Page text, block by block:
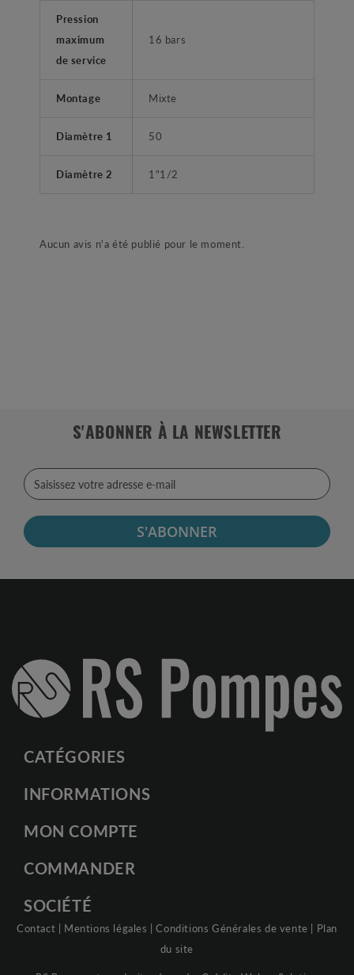
Pression
maximum
de service
16 bars
Montage Mixte
Diamètre 1 50
Diamètre 2 1"1/2
Aucun avis n'a été publié pour le moment.
S'ABONNER À LA NEWSLETTER
S'ABONNER
CATÉGORIES
INFORMATIONS
MON COMPTE
COMMANDER
SOCIÉTÉ
Contact | Mentions légales |Conditions Générales de vente | Plan
du site